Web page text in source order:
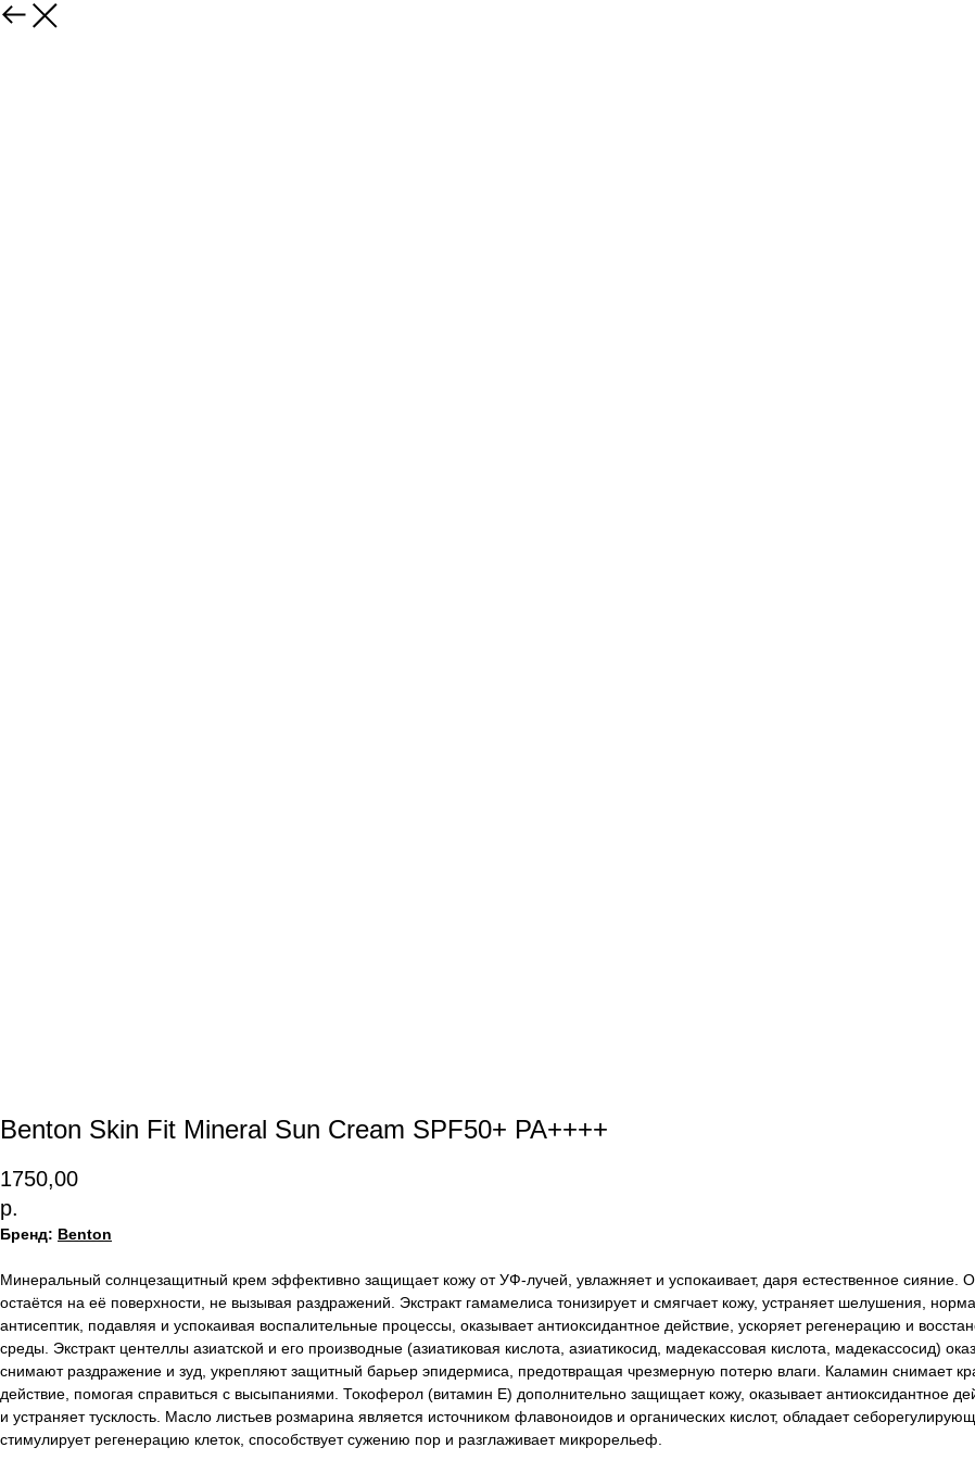
Benton Skin Fit Mineral Sun Cream SPF50+ PA++++
1750,00
р.
Бренд: Benton
Минеральный солнцезащитный крем эффективно защищает кожу от УФ-лучей, увлажняет и успокаивает, даря естественное сияние.
остаётся на её поверхности, не вызывая раздражений. Экстракт гамамелиса тонизирует и смягчает кожу, устраняет шелушения,
антисептик, подавляя и успокаивая воспалительные процессы, оказывает антиоксидантное действие, ускоряет регенерацию и
среды. Экстракт центеллы азиатской и его производные (азиатиковая кислота, азиатикосид, мадекассовая кислота, мадекассосид)
снимают раздражение и зуд, укрепляют защитный барьер эпидермиса, предотвращая чрезмерную потерю влаги. Каламин снимает
действие, помогая справиться с высыпаниями. Токоферол (витамин E) дополнительно защищает кожу, оказывает антиоксидантное
и устраняет тусклость. Масло листьев розмарина является источником флавоноидов и органических кислот, обладает
стимулирует регенерацию клеток, способствует сужению пор и разглаживает микрорельеф.